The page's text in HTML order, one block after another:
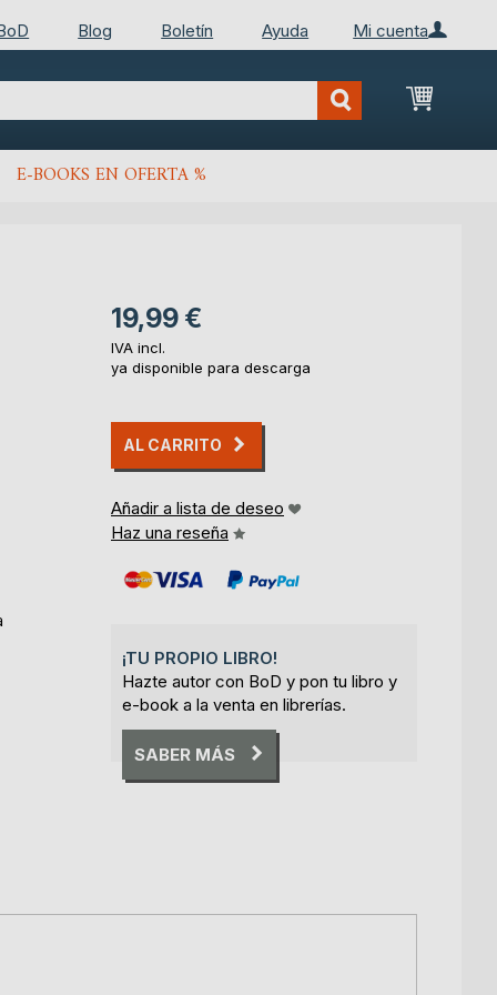
Mi cuenta
Blog Boletín Ayuda
Mi
E-BOOKS EN OFERTA %
19,99 €
IVA incl.
ya disponible para descarga
AL CARRITO
Añadir a lista de deseo
Haz una reseña
¡TU PROPIO LIBRO!
Hazte autor con BoD y pon tu libro y
e-book a la venta en librerías.
SABER MÁS